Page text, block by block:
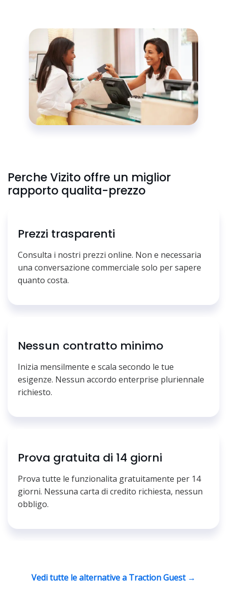
Perche Vizito offre un miglior
rapporto qualita-prezzo
Prezzi trasparenti
Consulta i nostri prezzi online. Non e necessaria
una conversazione commerciale solo per sapere
quanto costa.
Nessun contratto minimo
Inizia mensilmente e scala secondo le tue
esigenze. Nessun accordo enterprise pluriennale
richiesto.
Prova gratuita di 14 giorni
Prova tutte le funzionalita gratuitamente per 14
giorni. Nessuna carta di credito richiesta, nessun
obbligo.
Vedi tutte le alternative a Traction Guest →